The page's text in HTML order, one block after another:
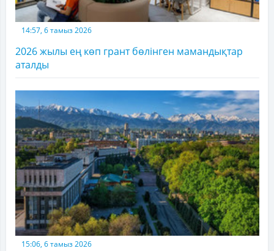
14:57, 6 тамыз 2026
2026 жылы ең көп грант бөлінген мамандықтар
аталды
15:06, 6 тамыз 2026